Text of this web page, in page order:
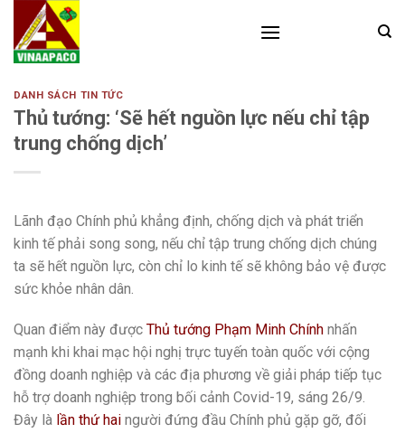
content
DANH SÁCH TIN TỨC
Thủ tướng: ‘Sẽ hết nguồn lực nếu chỉ tập
trung chống dịch’
Lãnh đạo Chính phủ khẳng định, chống dịch và phát triển
kinh tế phải song song, nếu chỉ tập trung chống dịch chúng
ta sẽ hết nguồn lực, còn chỉ lo kinh tế sẽ không bảo vệ được
sức khỏe nhân dân.
Quan điểm này được Thủ tướng Phạm Minh Chính nhấn
mạnh khi khai mạc hội nghị trực tuyến toàn quốc với cộng
đồng doanh nghiệp và các địa phương về giải pháp tiếp tục
hỗ trợ doanh nghiệp trong bối cảnh Covid-19, sáng 26/9.
Đây là lần thứ hai người đứng đầu Chính phủ gặp gỡ, đối